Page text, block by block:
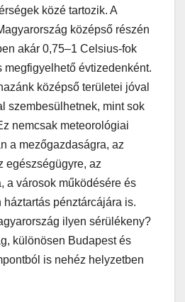
közé tartozik. A
középső részén
akár 0,75–1 Celsius-fok
megfigyelhető évtizedenként.
középső területei jóval
szembesülhetnek, mint sok
nemcsak meteorológiai
a mezőgazdaságra, az
egészségügyre, az
a városok működésére és
pénztárcájára is.
ilyen sérülékeny?
különösen Budapest és
is nehéz helyzetben